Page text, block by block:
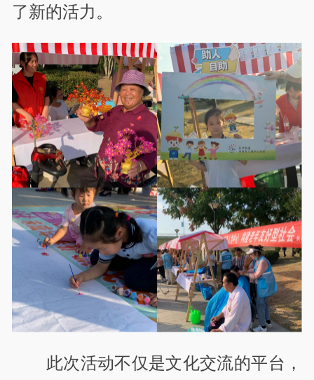
了新的活力。
此次活动不仅是文化交流的平台，